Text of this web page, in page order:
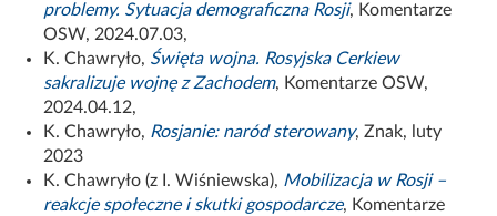
problemy. Sytuacja demograficzna Rosji, Komentarze
OSW, 2024.07.03,
K. Chawryło, Święta wojna. Rosyjska Cerkiew
sakralizuje wojnę z Zachodem, Komentarze OSW,
2024.04.12,
K. Chawryło, Rosjanie: naród sterowany, Znak, luty
2023
K. Chawryło (z I. Wiśniewska), Mobilizacja w Rosji –
reakcje społeczne i skutki gospodarcze, Komentarze